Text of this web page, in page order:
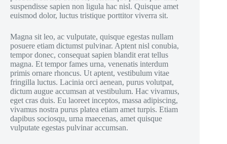
suspendisse sapien non ligula hac nisl. Quisque amet
euismod dolor, luctus tristique porttitor viverra sit.
Magna sit leo, ac vulputate, quisque egestas nullam
posuere etiam dictumst pulvinar. Aptent nisl conubia,
tempor donec, consequat sapien blandit erat tellus
magna. Et tempor fames urna, venenatis interdum
primis ornare rhoncus. Ut aptent, vestibulum vitae
fringilla luctus. Lacinia orci aenean, purus volutpat,
dictum augue accumsan at vestibulum. Hac vivamus,
eget cras duis. Eu laoreet inceptos, massa adipiscing,
vivamus nostra purus platea etiam amet turpis. Etiam
dapibus sociosqu, urna maecenas, amet quisque
vulputate egestas pulvinar accumsan.